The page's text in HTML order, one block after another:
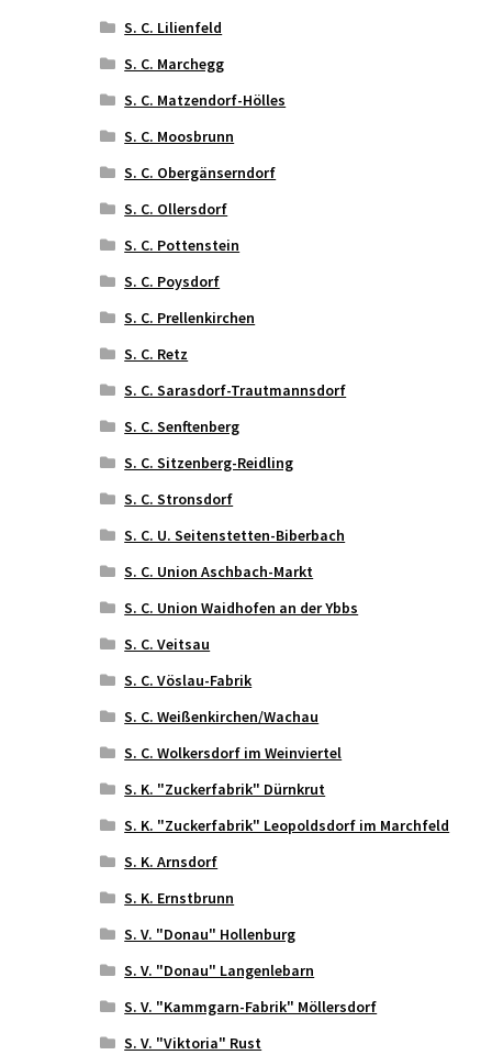
S. C. Lilienfeld
S. C. Marchegg
S. C. Matzendorf-Hölles
S. C. Moosbrunn
S. C. Obergänserndorf
S. C. Ollersdorf
S. C. Pottenstein
S. C. Poysdorf
S. C. Prellenkirchen
S. C. Retz
S. C. Sarasdorf-Trautmannsdorf
S. C. Senftenberg
S. C. Sitzenberg-Reidling
S. C. Stronsdorf
S. C. U. Seitenstetten-Biberbach
S. C. Union Aschbach-Markt
S. C. Union Waidhofen an der Ybbs
S. C. Veitsau
S. C. Vöslau-Fabrik
S. C. Weißenkirchen/Wachau
S. C. Wolkersdorf im Weinviertel
S. K. "Zuckerfabrik" Dürnkrut
S. K. "Zuckerfabrik" Leopoldsdorf im Marchfeld
S. K. Arnsdorf
S. K. Ernstbrunn
S. V. "Donau" Hollenburg
S. V. "Donau" Langenlebarn
S. V. "Kammgarn-Fabrik" Möllersdorf
S. V. "Viktoria" Rust